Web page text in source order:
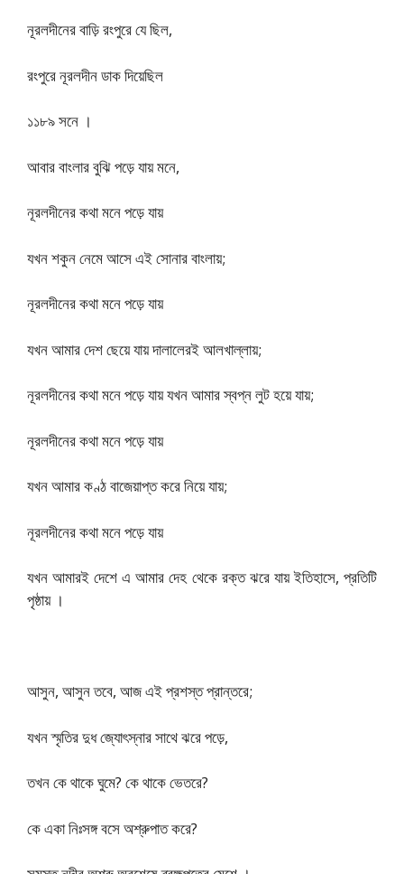
নূরলদীনের বাড়ি রংপুরে যে ছিল,
রংপুরে নূরলদীন ডাক দিয়েছিল
১১৮৯ সনে ।
আবার বাংলার বুঝি পড়ে যায় মনে,
নূরলদীনের কথা মনে পড়ে যায়
যখন শকুন নেমে আসে এই সোনার বাংলায়;
নূরলদীনের কথা মনে পড়ে যায়
যখন আমার দেশ ছেয়ে যায় দালালেরই আলখাল্লায়;
নূরলদীনের কথা মনে পড়ে যায় যখন আমার স্বপ্ন লুট হয়ে যায়;
নূরলদীনের কথা মনে পড়ে যায়
যখন আমার কণ্ঠ বাজেয়াপ্ত করে নিয়ে যায়;
নূরলদীনের কথা মনে পড়ে যায়
যখন আমারই দেশে এ আমার দেহ থেকে রক্ত ঝরে যায় ইতিহাসে, প্রতিটি
পৃষ্ঠায় ।
আসুন, আসুন তবে, আজ এই প্রশস্ত প্রান্তরে;
যখন স্মৃতির দুধ জ্যোৎস্নার সাথে ঝরে পড়ে,
তখন কে থাকে ঘুমে? কে থাকে ভেতরে?
কে একা নিঃসঙ্গ বসে অশ্রুপাত করে?